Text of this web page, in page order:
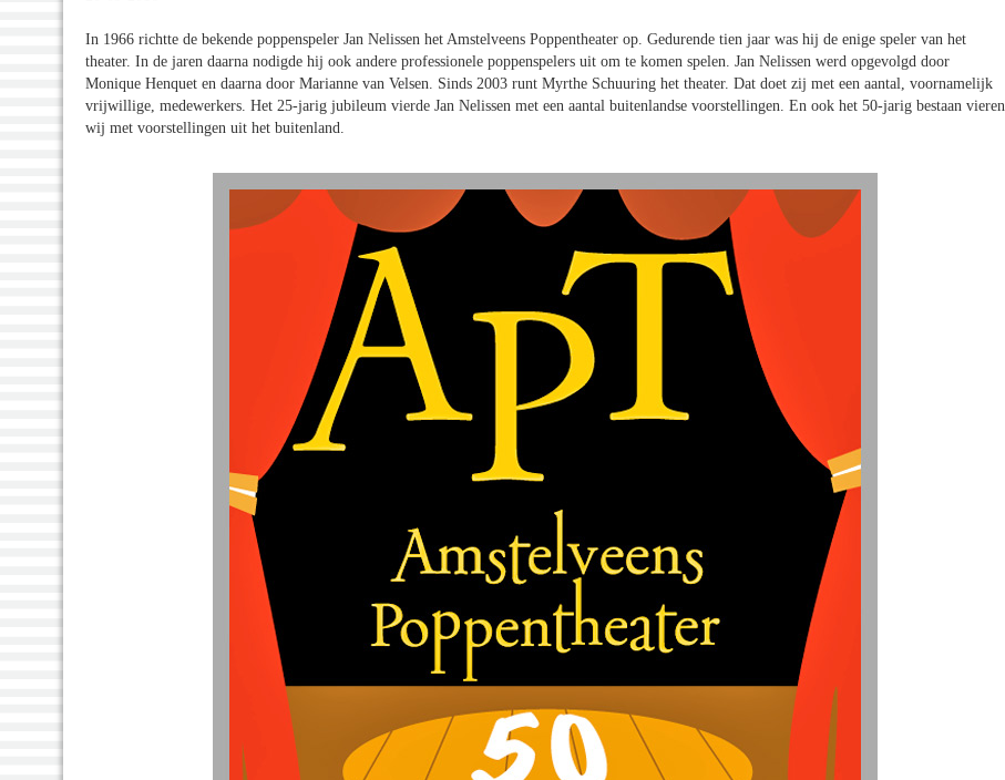
In 1966 richtte de bekende poppenspeler Jan Nelissen het Amstelveens Poppentheater op. Gedurende tien jaar was hij de enige speler van het
theater. In de jaren daarna nodigde hij ook andere professionele poppenspelers uit om te komen spelen. Jan Nelissen werd opgevolgd door
Monique Henquet en daarna door Marianne van Velsen. Sinds 2003 runt Myrthe Schuuring het theater. Dat doet zij met een aantal, voornamelijk
vrijwillige, medewerkers. Het 25-jarig jubileum vierde Jan Nelissen met een aantal buitenlandse voorstellingen. En ook het 50-jarig bestaan vieren
wij met voorstellingen uit het buitenland.